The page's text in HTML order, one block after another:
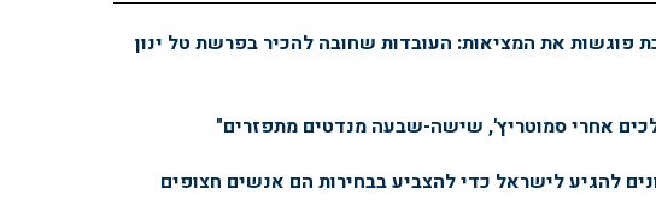
פוגשות את המציאות: העובדות שחובה להכיר בפרשת טל ינון
אחרי סמוטריץ', שישה-שבעה מנדטים מתפזרים"
להגיע לישראל כדי להצביע בבחירות הם אנשים חצופים